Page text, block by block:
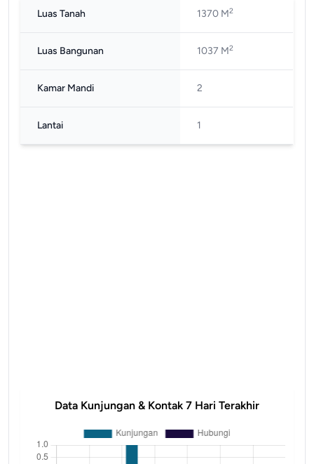
Luas Tanah 1370 M2
Luas Bangunan 1037 M2
Kamar Mandi 2
Lantai 1
Data Kunjungan & Kontak 7 Hari Terakhir